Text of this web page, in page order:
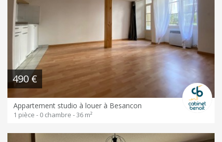
490 €
Appartement studio à louer à Besancon
1 pièce - 0 chambre - 36 m²